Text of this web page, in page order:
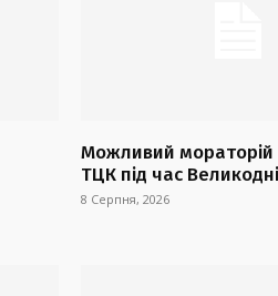
Можливий мораторій
ТЦК під час
8 Серпня, 2026